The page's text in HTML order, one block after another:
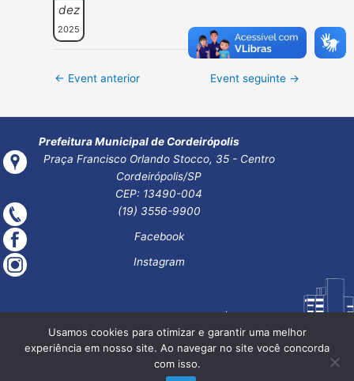
dez
2025
Post
← Event anterior Event seguinte →
Prefeitura Municipal de Cordeirópolis
Praça Francisco Orlando Stocco, 35 - Centro
Cordeirópolis/SP
CEP: 13490-004
(19) 3556-9900
Facebook
Instagram
Usamos cookies para otimizar e garantir uma melhor
experiência em nosso site. Ao navegar no site você concorda
com isso.